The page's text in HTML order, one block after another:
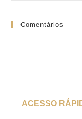
Comentários
ACESSO